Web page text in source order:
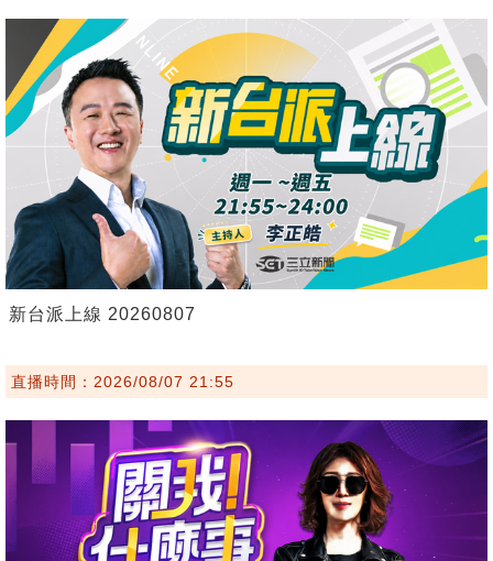
新台派上線 20260807
直播時間：2026/08/07 21:55